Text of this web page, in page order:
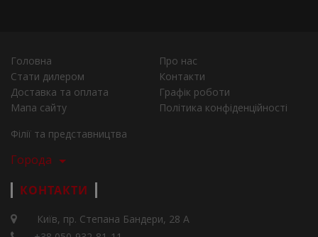
Головна
Про нас
Стати дилером
Контакти
Доставка та оплата
Графік роботи
Мапа сайту
Політика конфіденційності
Філії та представництва
Города
КОНТАКТИ
Київ, пр. Степана Бандери, 28 А